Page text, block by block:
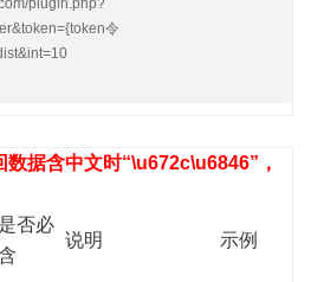
plugin.php?
令
数据含中文时“\u672c\u6846”，
是否必
说明 示例